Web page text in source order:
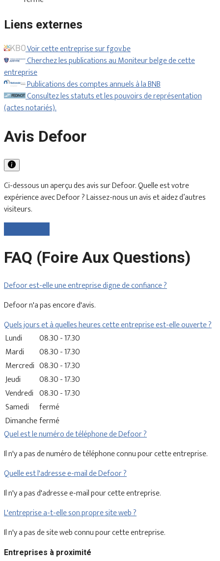
Liens externes
Voir cette entreprise sur fgov.be
Cherchez les publications au Moniteur belge de cette
entreprise
Publications des comptes annuels à la BNB
Consultez les statuts et les pouvoirs de représentation
(actes notariés).
Avis Defoor
Ci-dessous un aperçu des avis sur Defoor. Quelle est votre
expérience avec Defoor ? Laissez-nous un avis et aidez d’autres
visiteurs.
FAQ (Foire Aux Questions)
Defoor est-elle une entreprise digne de confiance ?
Defoor n'a pas encore d'avis.
Quels jours et à quelles heures cette entreprise est-elle ouverte ?
Lundi
08.30 - 17.30
Mardi
08.30 - 17.30
Mercredi 08.30 - 17.30
Jeudi
08.30 - 17.30
Vendredi 08.30 - 17.30
Samedi
fermé
Dimanchefermé
Quel est le numéro de téléphone de Defoor ?
Il n'y a pas de numéro de téléphone connu pour cette entreprise.
Quelle est l'adresse e-mail de Defoor ?
Il n'y a pas d'adresse e-mail pour cette entreprise.
L'entreprise a-t-elle son propre site web ?
Il n'y a pas de site web connu pour cette entreprise.
Entreprises à proximité